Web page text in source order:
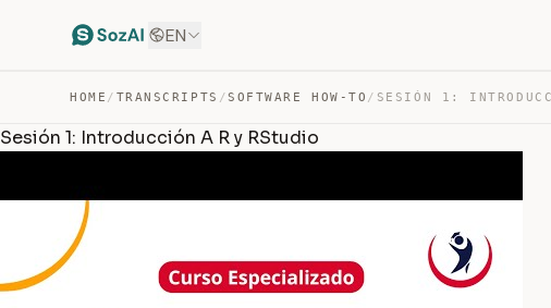
EN
HOME / TRANSCRIPTS /SOFTWARE HOW-TO /
Sesión 1: Introducción A R y RStudio